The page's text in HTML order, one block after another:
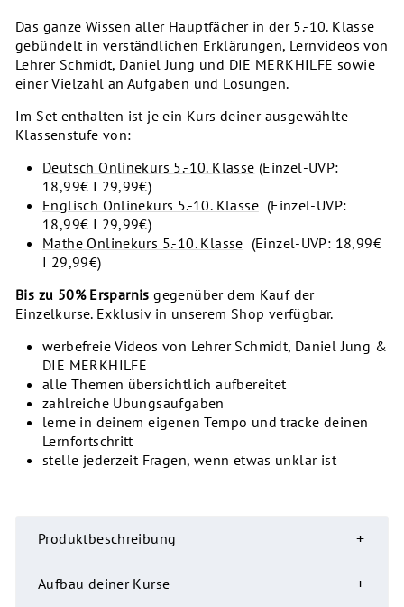
Das ganze Wissen aller Hauptfächer in der 5.-10. Klasse
gebündelt in verständlichen Erklärungen, Lernvideos von
Lehrer Schmidt, Daniel Jung und DIE MERKHILFE sowie
einer Vielzahl an Aufgaben und Lösungen.
Im Set enthalten ist je ein Kurs deiner ausgewählte
Klassenstufe von:
Deutsch Onlinekurs 5.-10. Klasse (Einzel-UVP:
18,99€ I 29,99€)
Englisch Onlinekurs 5.-10. Klasse (Einzel-UVP:
18,99€ I 29,99€)
Mathe Onlinekurs 5.-10. Klasse (Einzel-UVP: 18,99€
I 29,99€)
Bis zu 50% Ersparnis gegenüber dem Kauf der
Einzelkurse. Exklusiv in unserem Shop verfügbar.
werbefreie Videos von Lehrer Schmidt, Daniel Jung &
DIE MERKHILFE
alle Themen übersichtlich aufbereitet
zahlreiche Übungsaufgaben
lerne in deinem eigenen Tempo und tracke deinen
Lernfortschritt
stelle jederzeit Fragen, wenn etwas unklar ist
Produktbeschreibung
Aufbau deiner Kurse